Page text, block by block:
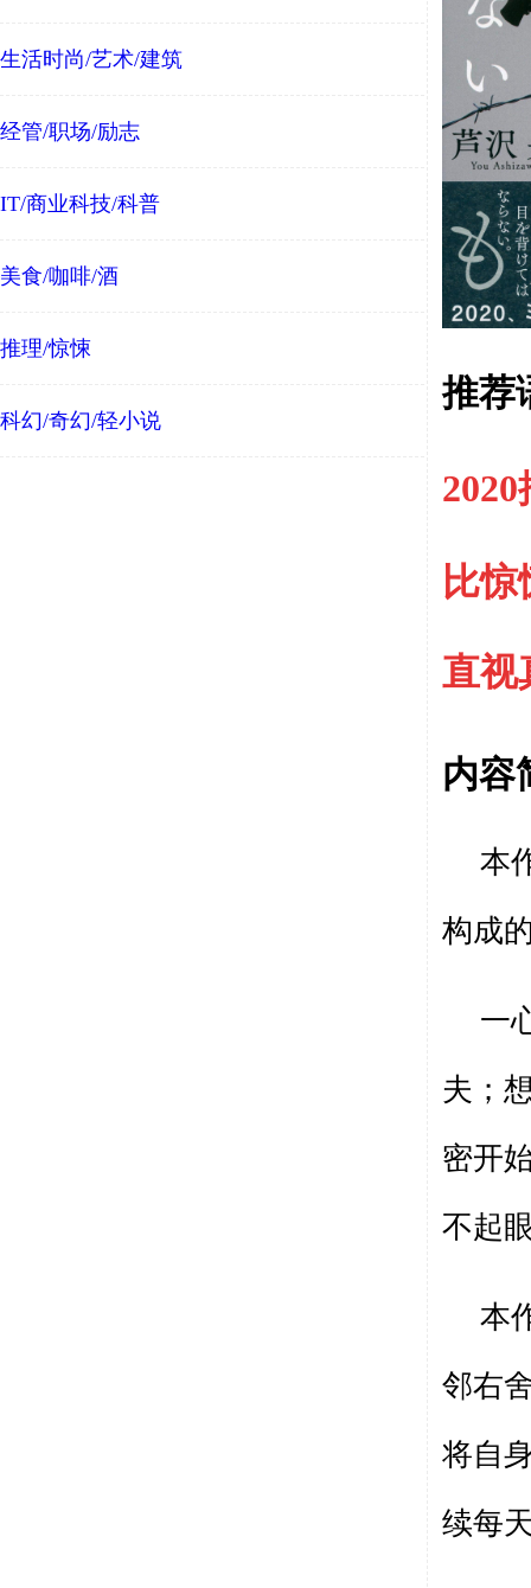
生活时尚/艺术/建筑
经管/职场/励志
IT/商业科技/科普
美食/咖啡/酒
推理/惊悚
科幻/奇幻/轻小说
推荐
2020
比
直视
内容
本
构成
一
夫；
密开
不起
本
邻右
将自
续每